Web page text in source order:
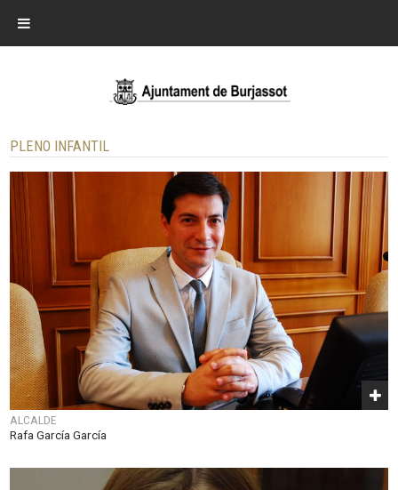
PLENO INFANTIL
ALCALDE
Rafa García García